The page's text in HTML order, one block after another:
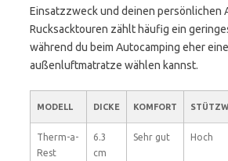
Einsatzzweck und deinen persönlichen
Rucksacktouren zählt häufig ein
während du beim Autocamping eher
außenluftmatratze wählen kannst.
MODELL DICKE KOMFORT
Therm-a-
Rest
6.3
cm
Sehr gut Hoch